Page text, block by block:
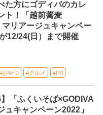
た方にゴディバのカレ
ト！「越前蕎麦
マリアージュキャンペー
12/24(日）まで開催
おやつ #グルメ #PR
】「ふくいそば×GODIVA
ュキャンペーン2022」